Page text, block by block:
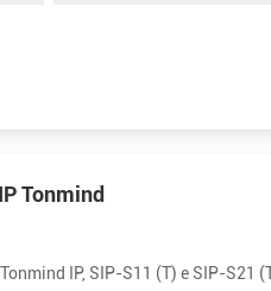
Tonmind
IP, SIP-S11 (T) e SIP-S21